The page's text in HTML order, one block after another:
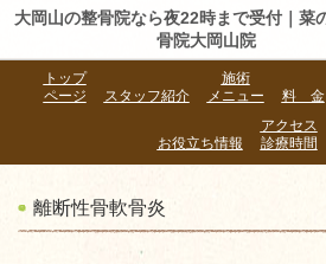
大岡山の整骨院なら夜22時まで受付｜菜
骨院大岡山院
トップ
ページ
スタッフ紹介
施術
メニュー
料 金
お役立ち情報
アクセス
診療時間
離断性骨軟骨炎